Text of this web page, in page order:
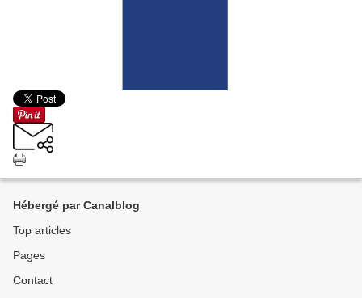
Hébergé par Canalblog
Top articles
Pages
Contact